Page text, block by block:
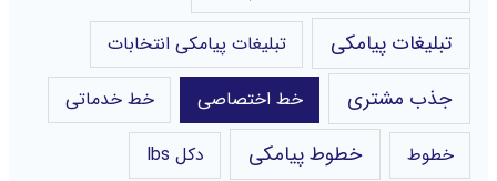
تبلیغات پیامکی تبلیغات پیامکی انتخابات
جذب مشتری خط اختصاصی
خط خدماتی
خطوط
خطوط پیامکی دکل lbs